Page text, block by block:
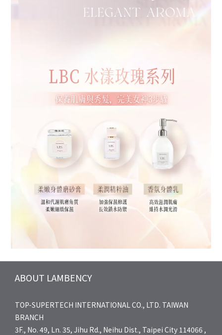
ABOUT LAMBENCY
TOP-SUPERTECH INTERNATIONAL CO., LTD. TAIWAN
BRANCH
3F., No. 49, Ln. 35, Jihu Rd., Neihu Dist., Taipei City 114066 ,